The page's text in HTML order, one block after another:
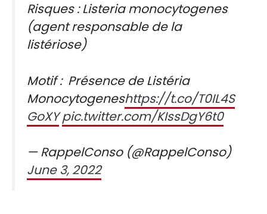
Risques : Listeria monocytogenes
(agent responsable de la
listériose)
Motif : Présence de Listéria
Monocytogeneshttps://t.co/T0IL4S
GoXY pic.twitter.com/KIssDgY6t0
— RappelConso (@RappelConso)
June 3, 2022